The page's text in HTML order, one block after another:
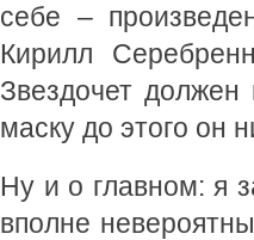
себе –
Кирилл
Звездочет
маску до этого он
Ну и о главном: я
вполне